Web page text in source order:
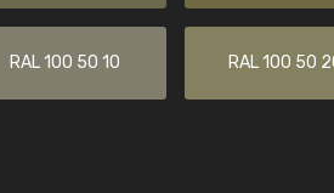
RAL 100 50 10 RAL 100 50